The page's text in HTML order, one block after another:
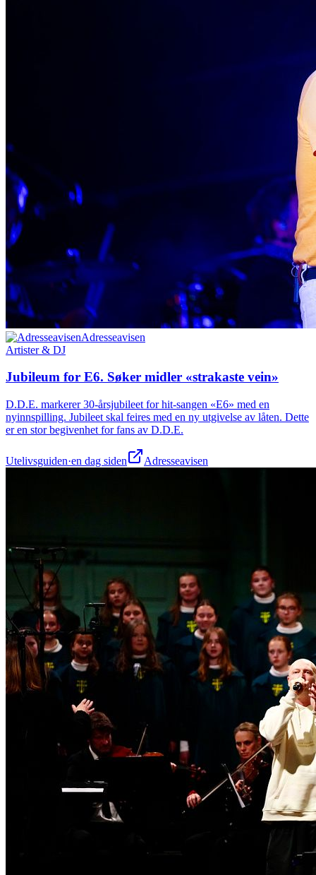
Adresseavisen
Artister & DJ
Jubileum for E6. Søker midler «strakaste vein»
D.D.E. markerer 30-årsjubileet for hit-sangen «E6» med en
nyinnspilling. Jubileet skal feires med en ny utgivelse av låten. Dette
er en stor begivenhet for fans av D.D.E.
Utelivsguiden·en dag siden Adresseavisen